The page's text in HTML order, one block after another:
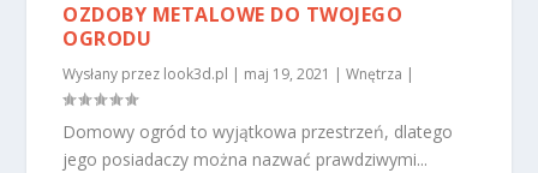
OZDOBY METALOWE DO TWOJEGO
OGRODU
Wysłany przez look3d.pl | maj 19, 2021 |Wnętrza |
Domowy ogród to wyjątkowa przestrzeń, dlatego
jego posiadaczy można nazwać prawdziwymi...